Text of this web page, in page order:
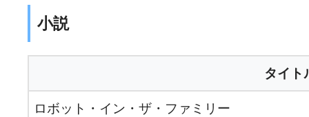
小説
タイト
ロボット・イン・ザ・ファミリー